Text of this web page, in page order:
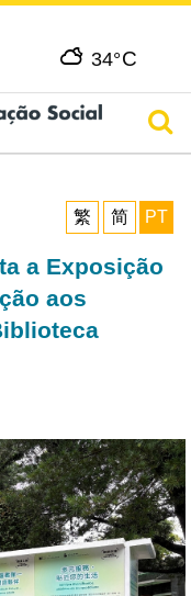
34°C
繁
简 PT
a Exposição
aos